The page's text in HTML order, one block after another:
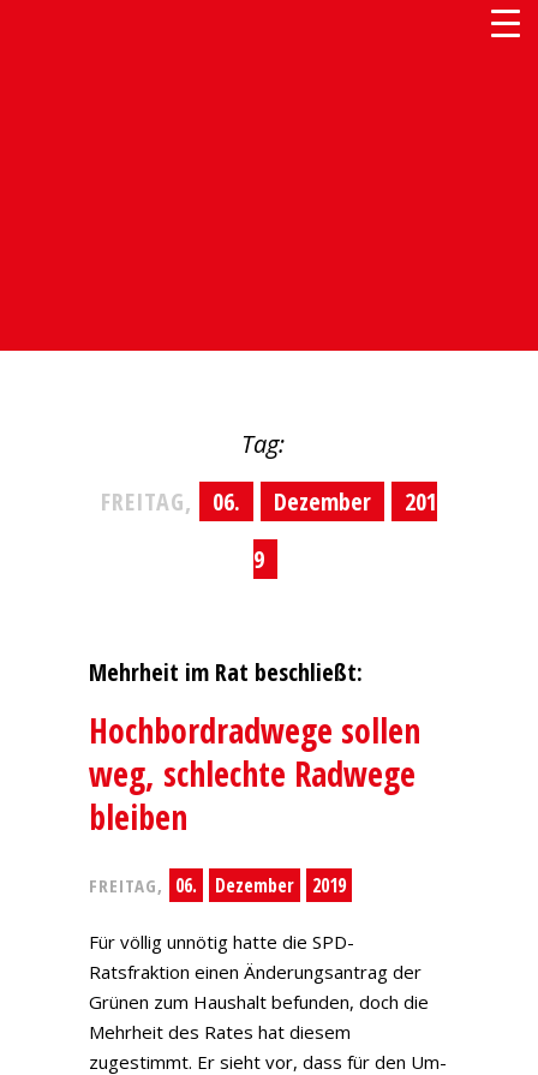
Tag:
FREITAG,
06. Dezember
201
9
Mehrheit im Rat beschließt:
Hochbordradwege sollen
weg, schlechte Radwege
bleiben
FREITAG, 06. Dezember 2019
Für völlig unnötig hatte die SPD-
Ratsfraktion einen Änderungsantrag der
Grünen zum Haushalt befunden, doch die
Mehrheit des Rates hat diesem
zugestimmt. Er sieht vor, dass für den Um-